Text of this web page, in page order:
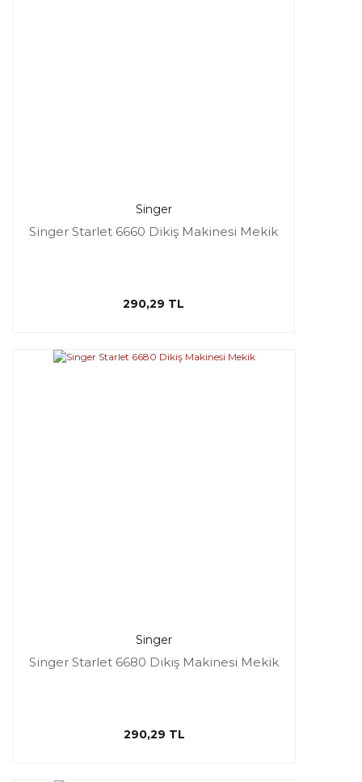
Singer
Singer Starlet 6660 Dikiş Makinesi Mekik
290,29 TL
Singer
Singer Starlet 6680 Dikiş Makinesi Mekik
290,29 TL